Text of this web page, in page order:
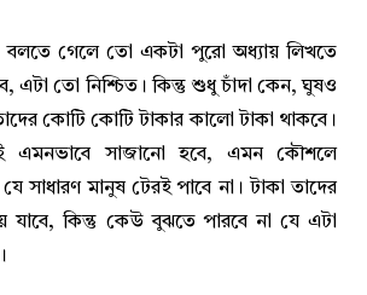
গেলে তো একটা পুরো অধ্যায় লিখতে
এটা তো নিশ্চিত। কিন্তু শুধু চাঁদা কেন, ঘুষও
কোটি কোটি টাকার কালো টাকা থাকবে।
এমনভাবে সাজানো হবে, এমন কৌশলে
সাধারণ মানুষ টেরই পাবে না। টাকা তাদের
যাবে, কিন্তু কেউ বুঝতে পারবে না যে এটা